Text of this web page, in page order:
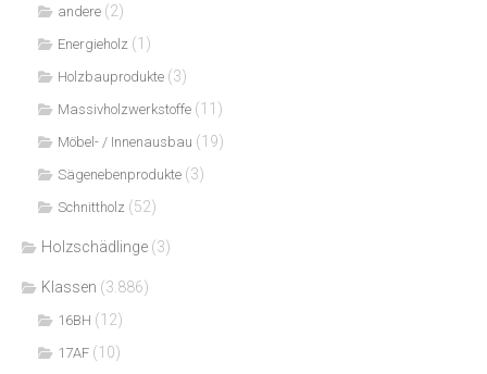
andere (2)
Energieholz (1)
Holzbauprodukte (3)
Massivholzwerkstoffe (11)
Möbel- / Innenausbau (19)
Sägenebenprodukte (3)
Schnittholz (52)
Holzschädlinge (3)
Klassen (3.886)
16BH (12)
17AF (10)